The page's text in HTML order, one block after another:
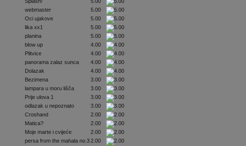
webmaster
5.00
Oci ujakove
5.00
lika xx1
5.00
planina
5.00
blow up
4.00
Plitvice
4.00
panorama zalaz sunca
4.00
Dolazak
4.00
Bezimena
3.00
lampara u moru lišča
3.00
Prije ulova 1
3.00
odlazak u nepoznato
3.00
Croshand
2.00
Matica?
2.00
Moje marte i cvijeće
2.00
persa from the mahala no.32.00